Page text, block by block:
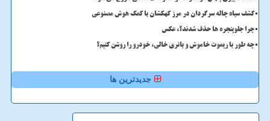
کشف سیاه چاله سرگردان در مرز کهکشان با کمک هوش مصنوعی
چرا جلوپنجره ها حذف شدند؟، عکس
چه طور با ریموت خاموش و باتری خالی، خودرو را روشن کنیم؟
جدیدترین ها